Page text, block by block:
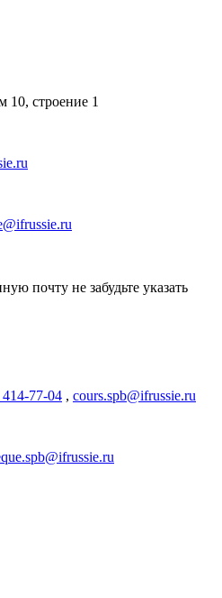
строение 1
почту не забудьте указать
77-04 , cours.spb@ifrussie.ru